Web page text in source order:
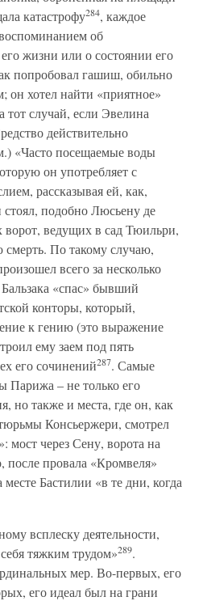
катастрофу284, каждое
об
жизни или о состоянии его
попробовал гашиш, обильно
хотел найти «приятное»
тот случай, если Эвелина
действительно
«Часто посещаемые воды
он употребляет с
рассказывая ей, как,
стоял, подобно Люсьену де
ворот, ведущих в сад Тюильри,
По такому случаю,
всего за несколько
«спас» бывший
конторы, который,
к гению (это выражение
ему заем под пять
его сочинений287. Самые
Парижа – не только его
но также и места, где он, как
Консьержери, смотрел
мост через Сену, ворота на
провала «Кромвеля»
Бастилии «в те дни, когда
всплеску деятельности,
тяжким трудом»289.
мер. Во-первых, его
его идеал был на грани